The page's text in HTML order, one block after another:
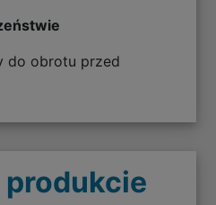
do obrotu przed
produkcie